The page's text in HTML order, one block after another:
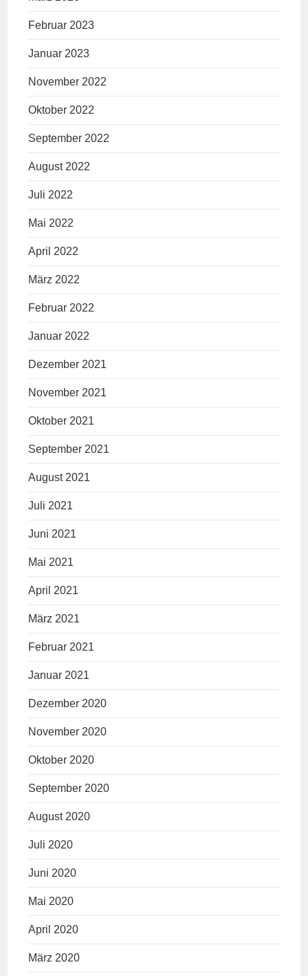
Februar 2023
Januar 2023
November 2022
Oktober 2022
September 2022
August 2022
Juli 2022
Mai 2022
April 2022
März 2022
Februar 2022
Januar 2022
Dezember 2021
November 2021
Oktober 2021
September 2021
August 2021
Juli 2021
Juni 2021
Mai 2021
April 2021
März 2021
Februar 2021
Januar 2021
Dezember 2020
November 2020
Oktober 2020
September 2020
August 2020
Juli 2020
Juni 2020
Mai 2020
April 2020
März 2020